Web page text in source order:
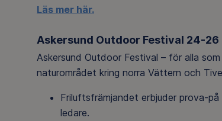
Läs mer här.
Askersund Outdoor Festival 24-26
Askersund Outdoor Festival – för alla
naturområdet kring norra Vättern och
Friluftsfrämjandet erbjuder prova-
ledare.